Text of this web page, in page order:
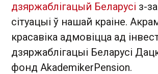
дзяржаблігацый Беларусі з-
сітуацыі ў нашай краіне.
красавіка адмовіцца ад
дзяржаблігацыі Беларусі
фонд AkademikerPension.